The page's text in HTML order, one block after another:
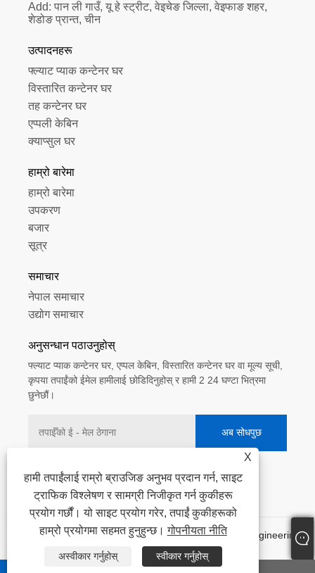
Add: पान ली गाउँ, यू हे स्ट्रीट, वेइचेङ जिल्ला, वेइफाङ शहर,
शेडोङ प्रान्त, चीन
उत्पादनहरू
फ्ल्याट प्याक कन्टेनर घर
विस्तारित कन्टेनर घर
तह कन्टेनर घर
एप्पली केबिन
क्याप्सुल घर
हाम्रो बारेमा
हाम्रो बारेमा
उपकरण
बजार
सूत्र
समाचार
नेपाल समाचार
उद्योग समाचार
अनुसन्धान पठाउनुहोस्
फ्ल्याट प्याक कन्टेनर घर, एप्पल केबिन, विस्तारित कन्टेनर घर वा मूल्य सूची,
कृपया तपाईंको ईमेल हामीलाई छोडिदिनुहोस् र हामी 2 24 घण्टा भित्रमा
छुनेछौं।
प्रतिलिपि अधिकार © 2025 Weifang Ante Steel Structure Engineering
Co., Ltd. सर्वाधिकार सुरक्षित।
RSS|XML|गोपनीयता नीति
X
हामी तपाईंलाई राम्रो ब्राउजिङ अनुभव प्रदान गर्न, साइट
ट्राफिक विश्लेषण र सामग्री निजीकृत गर्न कुकीहरू
प्रयोग गर्छौं। यो साइट प्रयोग गरेर, तपाईं कुकीहरूको
हाम्रो प्रयोगमा सहमत हुनुहुन्छ।गोपनीयता नीति
अस्वीकार गर्नुहोस् स्वीकार गर्नुहोस्